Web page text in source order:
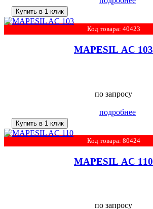
Купить в 1 клик
Код товара: 40423
MAPESIL AC 103
по запросу
подробнее
Купить в 1 клик
Код товара: 80424
MAPESIL AC 110
по запросу